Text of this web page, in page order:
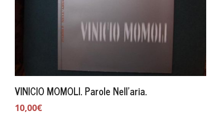
VINICIO MOMOLI. Parole Nell'aria.
10,00€